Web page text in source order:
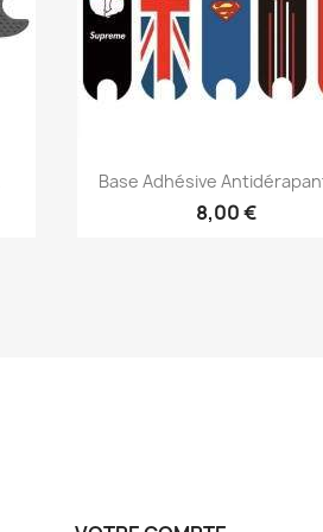
Aperçu rapide
Base Adhésive
8,00 €